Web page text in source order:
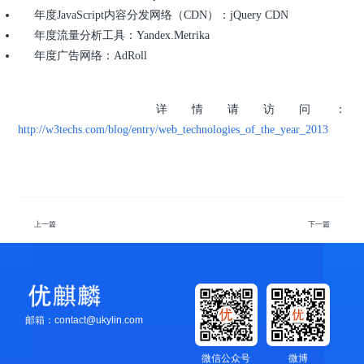
年度JavaScript内容分发网络（CDN）：jQuery CDN
年度流量分析工具：Yandex.Metrika
年度广告网络：AdRoll
详情请访问：
http://w3techs.com/blog/entry/web_technologies_of_the_year_2013
上一篇 下一篇
邮箱：contact@ukylin.com
微博
微信公众号